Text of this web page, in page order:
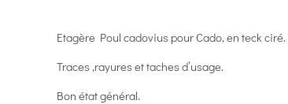
Etagère Poul cadovius pour Cado, en teck
Traces ,rayures et taches d’usage.
Bon état général.